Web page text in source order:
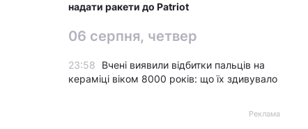
надати ракети до Patriot
06 серпня, четвер
23:58
Вчені виявили відбитки пальців на
кераміці віком 8000 років: що їх здивувало
Реклама